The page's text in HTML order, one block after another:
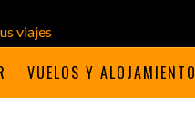
VUELOS Y ALOJAMIENTO